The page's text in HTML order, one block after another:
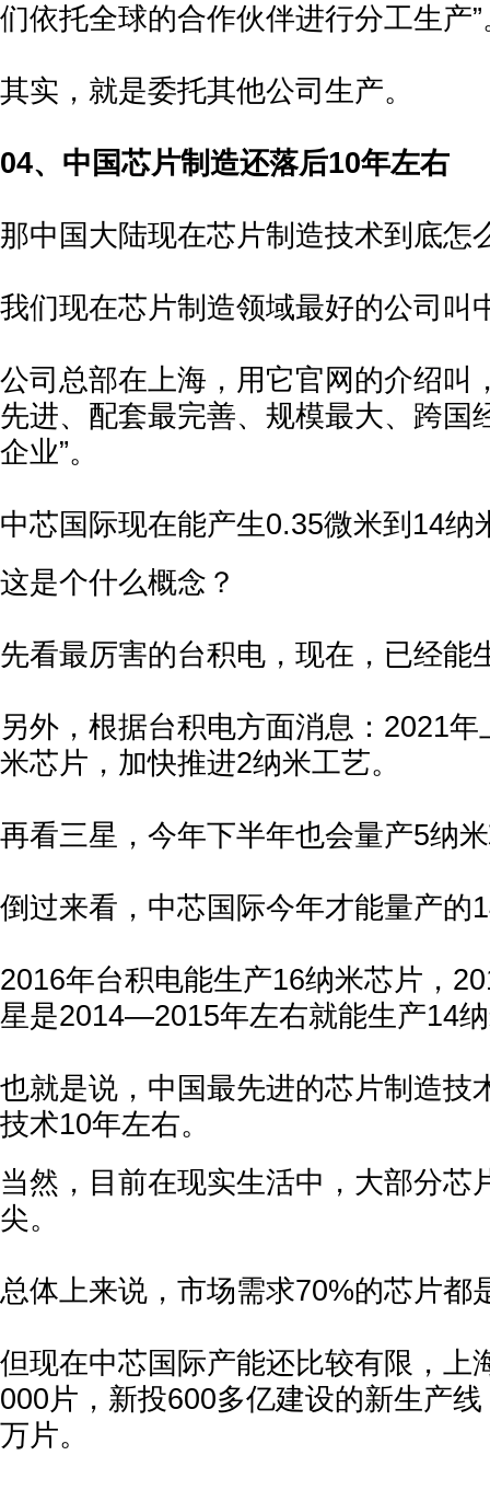
们依托全球的合作伙伴进行分工生产”
其实，就是委托其他公司生产。
04、中国芯片制造还落后10年左右
那中国大陆现在芯片制造技术到底怎
我们现在芯片制造领域最好的公司叫
公司总部在上海，用它官网的介绍叫
先进、配套最完善、规模最大、跨国
企业”。
中芯国际现在能产生0.35微米到14纳
这是个什么概念？
先看最厉害的台积电，现在，已经能
另外，根据台积电方面消息：2021
米芯片，加快推进2纳米工艺。
再看三星，今年下半年也会量产5纳
倒过来看，中芯国际今年才能量产的
2016年台积电能生产16纳米芯片，
星是2014—2015年左右就能生产14
也就是说，中国最先进的芯片制造技
技术10年左右。
当然，目前在现实生活中，大部分芯
尖。
总体上来说，市场需求70%的芯片都
但现在中芯国际产能还比较有限，上
000片，新投600多亿建设的新生产
万片。